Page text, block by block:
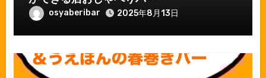
osyaberibar 2025年8月13日